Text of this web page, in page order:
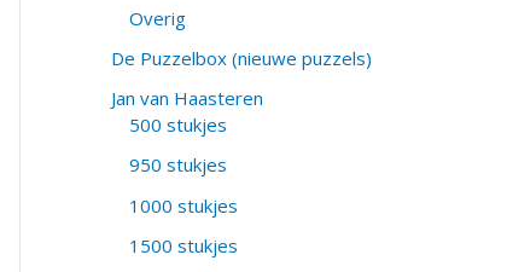
Overig
De Puzzelbox (nieuwe puzzels)
Jan van Haasteren
500 stukjes
950 stukjes
1000 stukjes
1500 stukjes